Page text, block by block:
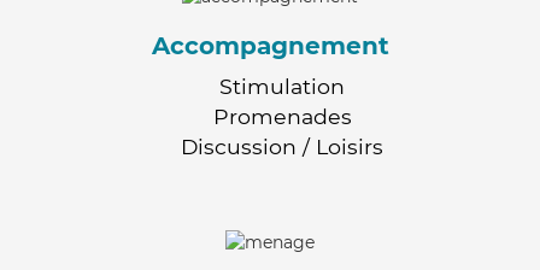
Accompagnement
Stimulation
Promenades
Discussion / Loisirs